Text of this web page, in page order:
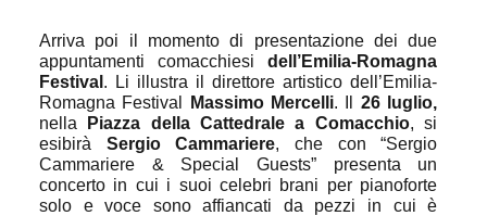
Arriva poi il momento di presentazione dei due
appuntamenti comacchiesidell’Emilia-Romagna
Festival . Li illustra il direttore artistico dell’Emilia-
Romagna Festival
Massimo Mercelli. Il 26 luglio,
nella
Piazza della Cattedrale a Comacchio, si
esibirà Sergio Cammariere, che con “Sergio
Cammariere & Special Guests” presenta un
concerto in cui i suoi celebri brani per pianoforte
solo e voce sono affiancati da pezzi in cui è